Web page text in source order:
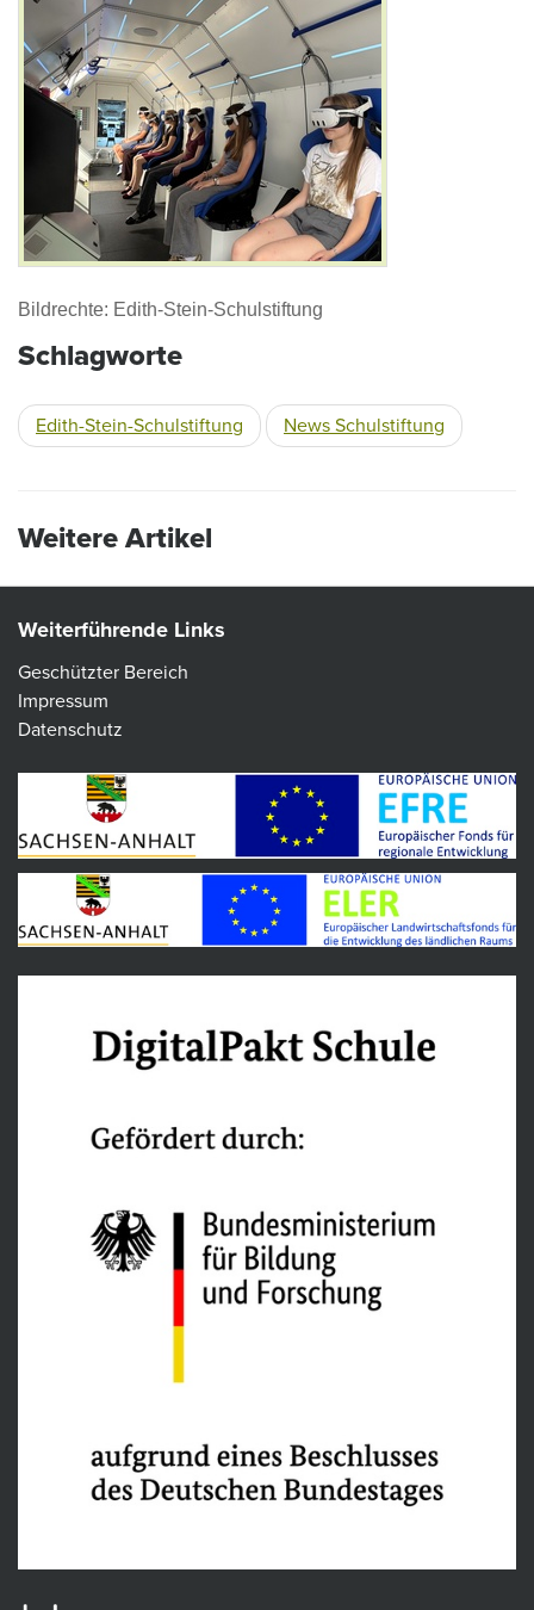
Bildrechte: Edith-Stein-Schulstiftung
Schlagworte
Edith-Stein-Schulstiftung News Schulstiftung
Weitere Artikel
Weiterführende Links
Geschützter Bereich
Impressum
Datenschutz